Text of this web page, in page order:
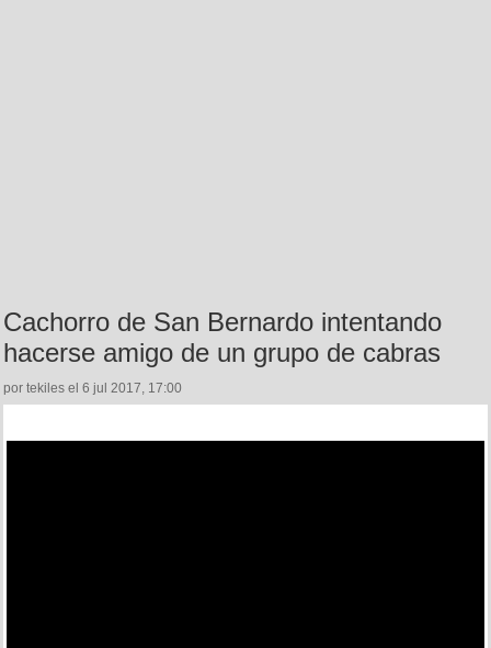
Cachorro de San Bernardo intentando
hacerse amigo de un grupo de cabras
por tekiles el 6 jul 2017, 17:00